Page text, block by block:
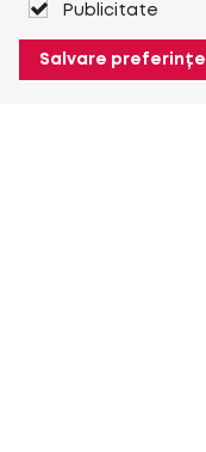
Publicitate
Salvare preferințe